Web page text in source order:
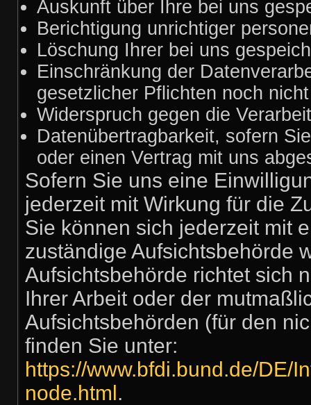
Auskunft über Ihre bei uns
Berichtigung unrichtiger
Löschung Ihrer bei uns
Einschränkung der
gesetzlicher Pflichten noch
Widerspruch gegen die
Datenübertragbarkeit, sofern
oder einen Vertrag mit uns
Sofern Sie uns eine
jederzeit mit Wirkung für die
Sie können sich jederzeit mit
zuständige Aufsichtsbehörde
Aufsichtsbehörde richtet sich
Ihrer Arbeit oder der
Aufsichtsbehörden (für den
finden Sie unter:
https://www.bfdi.bund.de/DE/
node.html.